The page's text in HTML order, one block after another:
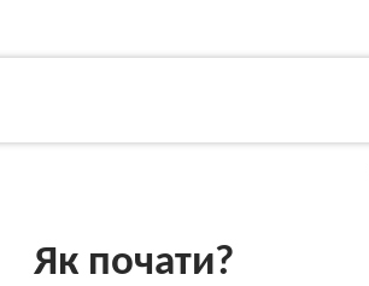
Як почати?